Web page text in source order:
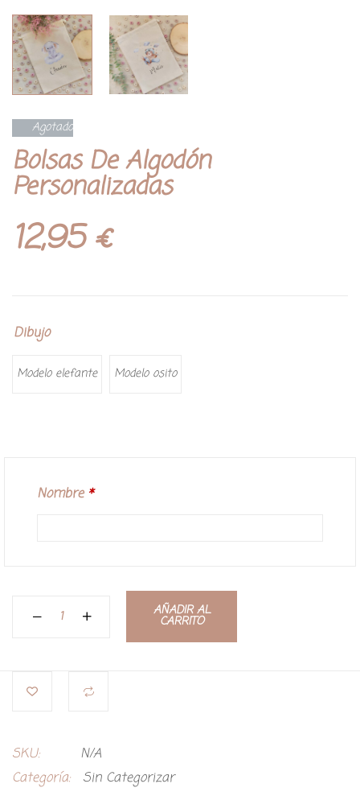
Agotado
Bolsas De Algodón
Personalizadas
12,95€
Dibujo
Modelo elefante Modelo osito
Nombre *
AÑADIR AL
CARRITO
SKU:
N/A
Categoría:
Sin Categorizar